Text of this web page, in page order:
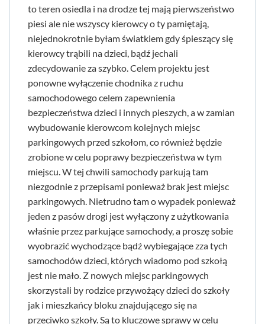
to teren osiedla i na drodze tej mają pierwszeństwo
piesi ale nie wszyscy kierowcy o ty pamiętają,
niejednokrotnie byłam światkiem gdy śpieszący się
kierowcy trąbili na dzieci, bądź jechali
zdecydowanie za szybko. Celem projektu jest
ponowne wyłączenie chodnika z ruchu
samochodowego celem zapewnienia
bezpieczeństwa dzieci i innych pieszych, a w zamian
wybudowanie kierowcom kolejnych miejsc
parkingowych przed szkołom, co również będzie
zrobione w celu poprawy bezpieczeństwa w tym
miejscu. W tej chwili samochody parkują tam
niezgodnie z przepisami ponieważ brak jest miejsc
parkingowych. Nietrudno tam o wypadek ponieważ
jeden z pasów drogi jest wyłączony z użytkowania
właśnie przez parkujące samochody, a proszę sobie
wyobrazić wychodzące bądź wybiegające zza tych
samochodów dzieci, których wiadomo pod szkołą
jest nie mało. Z nowych miejsc parkingowych
skorzystali by rodzice przywożący dzieci do szkoły
jak i mieszkańcy bloku znajdującego się na
przeciwko szkoły. Są to kluczowe sprawy w celu